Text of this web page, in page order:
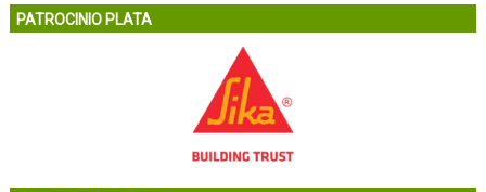
PATROCINIO PLATA